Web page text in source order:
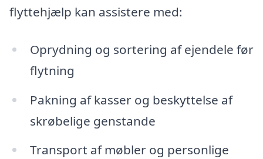
flyttehjælp kan assistere med:
Oprydning og sortering af ejendele før
flytning
Pakning af kasser og beskyttelse af
skrøbelige genstande
Transport af møbler og personlige